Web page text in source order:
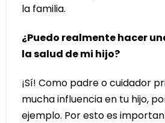
la familia.
¿Puedo realmente hacer
la salud de mi hijo?
¡Sí! Como padre o cuidador
mucha influencia en tu hijo,
ejemplo. Por esto es